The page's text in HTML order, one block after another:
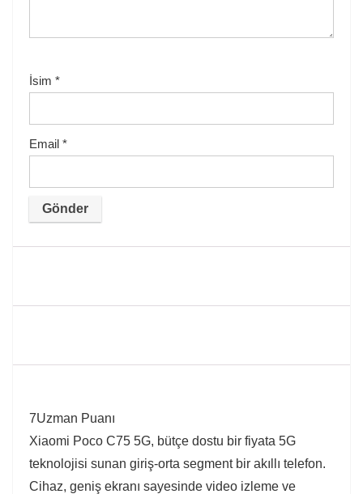
İsim *
Email *
7Uzman Puanı
Xiaomi Poco C75 5G, bütçe dostu bir fiyata 5G
teknolojisi sunan giriş-orta segment bir akıllı telefon.
Cihaz, geniş ekranı sayesinde video izleme ve